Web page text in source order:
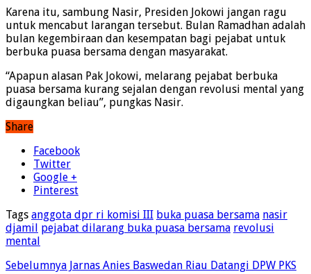
Karena itu, sambung Nasir, Presiden Jokowi jangan ragu
untuk mencabut larangan tersebut. Bulan Ramadhan adalah
bulan kegembiraan dan kesempatan bagi pejabat untuk
berbuka puasa bersama dengan masyarakat.
“Apapun alasan Pak Jokowi, melarang pejabat berbuka
puasa bersama kurang sejalan dengan revolusi mental yang
digaungkan beliau”, pungkas Nasir.
Share
Facebook
Twitter
Google +
Pinterest
Tags anggota dpr ri komisi III buka puasa bersama nasir
djamil pejabat dilarang buka puasa bersama revolusi
mental
Sebelumnya Jarnas Anies Baswedan Riau Datangi DPW PKS